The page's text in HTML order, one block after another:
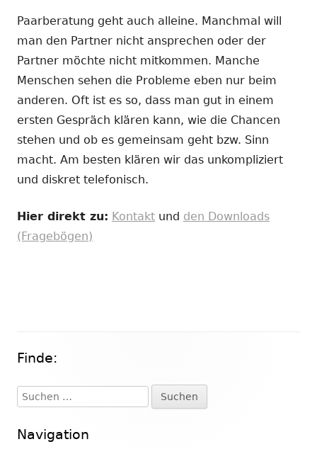
Paarberatung geht auch alleine. Manchmal will
man den Partner nicht ansprechen oder der
Partner möchte nicht mitkommen. Manche
Menschen sehen die Probleme eben nur beim
anderen. Oft ist es so, dass man gut in einem
ersten Gespräch klären kann, wie die Chancen
stehen und ob es gemeinsam geht bzw. Sinn
macht. Am besten klären wir das unkompliziert
und diskret telefonisch.
Hier direkt zu: Kontakt und den Downloads
(Fragebögen)
Haupt-
Seitenleiste
Finde:
Suchen
nach:
Navigation